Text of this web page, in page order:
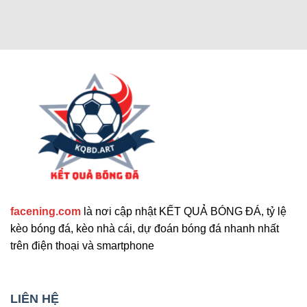
Ngoài các tính năng chính, trang web còn cung
cấp nhiều công cụ hỗ trợ khác. Những tính năng
mở rộng nổi bật mà bạn không nên bỏ qua. Chúng
facening.com là nơi cập nhật KẾT QUẢ BÓNG ĐÁ, tỷ lệ
kèo bóng đá, kèo nhà cái, dự đoán bóng đá nhanh nhất
trên điện thoại và smartphone
LIÊN HỆ